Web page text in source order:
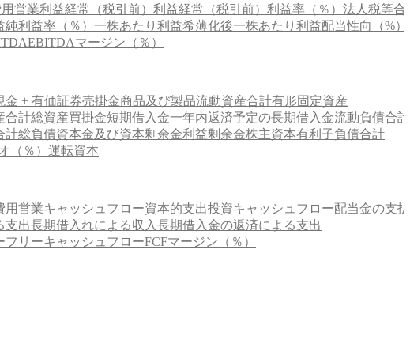
営業利益経常（税引前）利益経常（税引前）利益率（％） 法人税等合
純利益率（％） 一株あたり利益希薄化後一株あたり利益配当性向（%）
EBITDAマージン（％）
金 + 有価証券売掛金商品及び製品流動資産合計有形固定資産
合計総資産買掛金短期借入金一年内返済予定の長期借入金流動負債合計
計総負債資本金及び資本剰余金利益剰余金株主資本有利子負債合計
（％） 運転資本
用営業キャッシュフロー資本的支出投資キャッシュフロー配当金の支
支出長期借入れによる収入長期借入金の返済による支出
フリーキャッシュフローFCFマージン（％）